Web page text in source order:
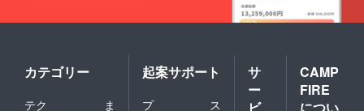
カテゴリー
テク
ま
起案サポート
プ
ス
サ
ー
CAMP
FIRE